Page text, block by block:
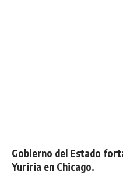
Gobierno del Estado
Yuriria en Chicago.